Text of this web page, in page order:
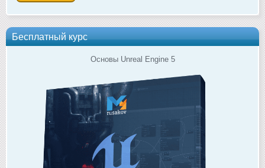
Бесплатный курс
Основы Unreal Engine 5